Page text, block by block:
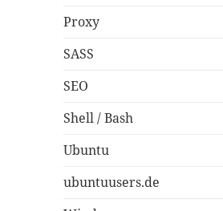
Proxy
SASS
SEO
Shell / Bash
Ubuntu
ubuntuusers.de